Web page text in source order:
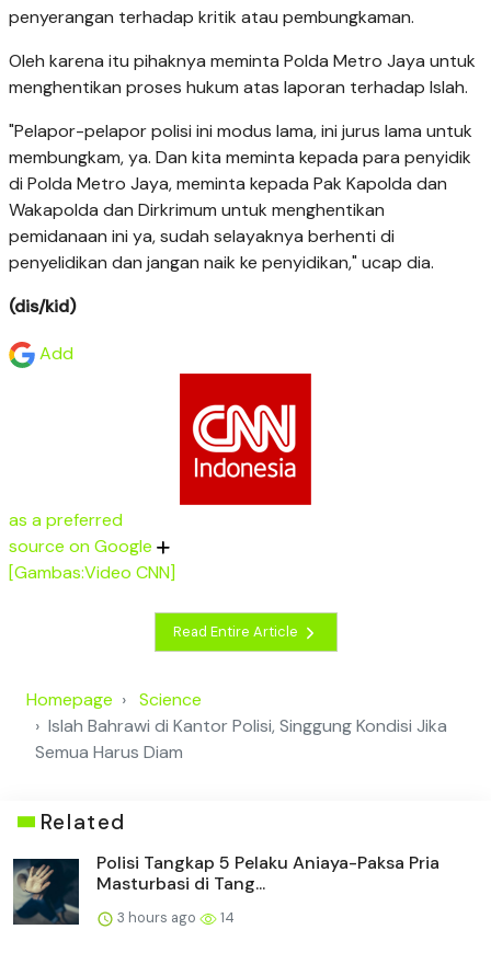
penyerangan terhadap kritik atau pembungkaman.
Oleh karena itu pihaknya meminta Polda Metro Jaya untuk
menghentikan proses hukum atas laporan terhadap Islah.
"Pelapor-pelapor polisi ini modus lama, ini jurus lama untuk
membungkam, ya. Dan kita meminta kepada para penyidik
di Polda Metro Jaya, meminta kepada Pak Kapolda dan
Wakapolda dan Dirkrimum untuk menghentikan
pemidanaan ini ya, sudah selayaknya berhenti di
penyelidikan dan jangan naik ke penyidikan," ucap dia.
(dis/kid)
Add
as a preferred
source on Google
[Gambas:Video CNN]
Read Entire Article
Homepage
Science
Islah Bahrawi di Kantor Polisi, Singgung Kondisi Jika
Semua Harus Diam
Related
Polisi Tangkap 5 Pelaku Aniaya-Paksa Pria
Masturbasi di Tang...
3 hours ago 14